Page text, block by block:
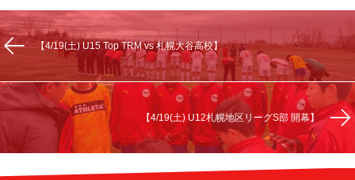
【4/19(土) U15 Top TRM vs 札幌大谷高校】
【4/19(土) U12札幌地区リーグS部 開幕】